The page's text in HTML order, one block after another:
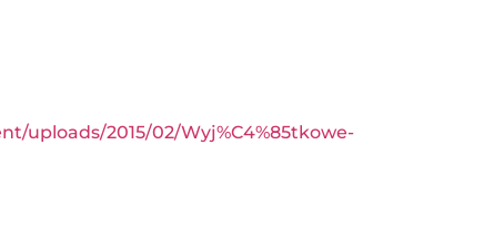
uploads/2015/02/Wyj%C4%85tkowe-